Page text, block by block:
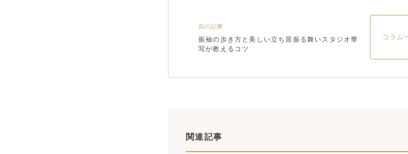
前の記事
振袖の歩き方と美しい立ち居振る舞いスタジオ華
写が教えるコツ
コラム
関連記事